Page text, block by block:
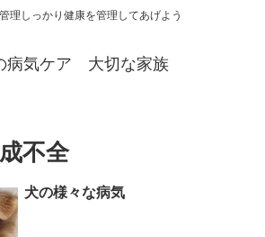
理しっかり健康を管理してあげよう
病気ケア 大切な家族
不全
犬の様々な病気